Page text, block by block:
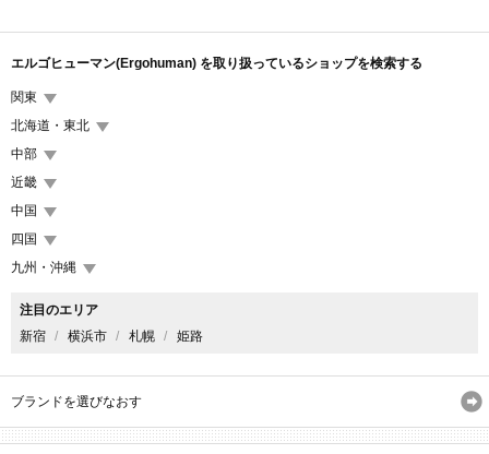
エルゴヒューマン(Ergohuman) を取り扱っているショップを検索する
関東
北海道・東北
中部
近畿
中国
四国
九州・沖縄
注目のエリア
新宿
横浜市 札幌 姫路
ブランドを選びなおす